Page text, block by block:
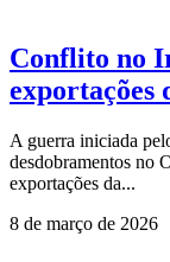
Conflito no
exportações
A guerra iniciada
desdobramentos no
exportações da...
8 de março de 2026